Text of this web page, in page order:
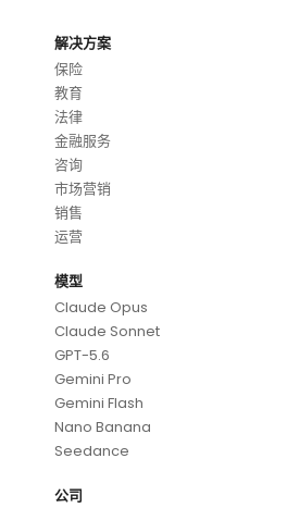
解决方案
保险
教育
法律
金融服务
咨询
市场营销
销售
运营
模型
Claude Opus
Claude Sonnet
GPT-5.6
Gemini Pro
Gemini Flash
Nano Banana
Seedance
公司